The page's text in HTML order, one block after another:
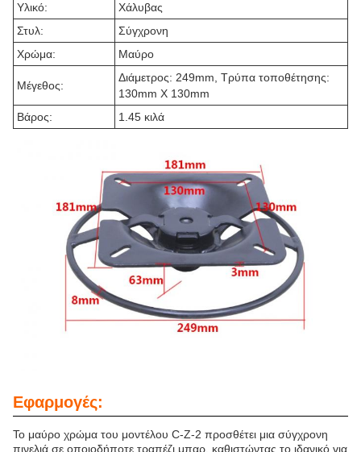
Υλικό:
Χάλυβας
Στυλ:
Σύγχρονη
Χρώμα:
Μαύρο
Μέγεθος:
Διάμετρος: 249mm, Τρύπα τοποθέτησης:
130mm X 130mm
Βάρος:
1.45 κιλά
Εφαρμογές:
Το μαύρο χρώμα του μοντέλου C-Z-2 προσθέτει μια σύγχρονη
πινελιά σε οποιοδήποτε τραπέζι μπαρ, καθιστώντας το ιδανικό για